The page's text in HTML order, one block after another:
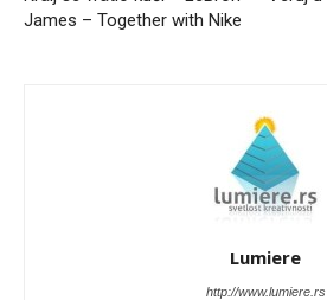
James – Together with Nike
Lumiere
http://www.lumiere.rs